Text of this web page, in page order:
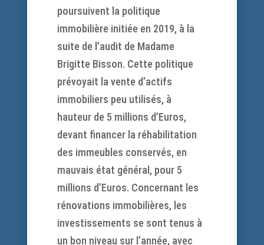
poursuivent la politique
immobilière initiée en 2019, à la
suite de l’audit de Madame
Brigitte Bisson. Cette politique
prévoyait la vente d’actifs
immobiliers peu utilisés, à
hauteur de 5 millions d’Euros,
devant financer la réhabilitation
des immeubles conservés, en
mauvais état général, pour 5
millions d’Euros. Concernant les
rénovations immobilières, les
investissements se sont tenus à
un bon niveau sur l’année, avec